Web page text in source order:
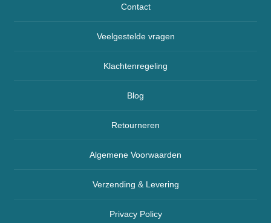
Contact
Veelgestelde vragen
Klachtenregeling
Blog
Retourneren
Algemene Voorwaarden
Verzending & Levering
Privacy Policy